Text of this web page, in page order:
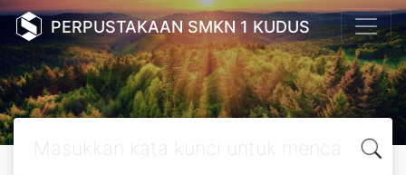
PERPUSTAKAAN SMKN 1 KUDUS